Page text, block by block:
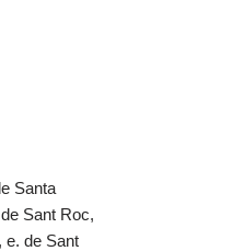
Santa
Sant Roc,
e. de Sant